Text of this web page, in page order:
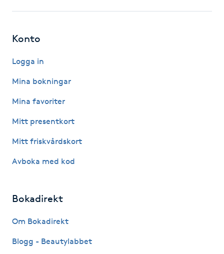
Klippning ungdom
Kosmetisk tatuering
Kostrådgivning
Kroppsinpackning
Kärlbehandling
Konto
Logga in
Mina bokningar
Mina favoriter
Mitt presentkort
Mitt friskvårdskort
Avboka med kod
Bokadirekt
Om Bokadirekt
Blogg - Beautylabbet